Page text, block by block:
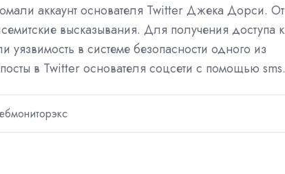
аккаунт основателя Twitter Джека Дорси. От
высказывания. Для получения доступа к
в системе безопасности одного из
в Twitter основателя соцсети с помощью sms.